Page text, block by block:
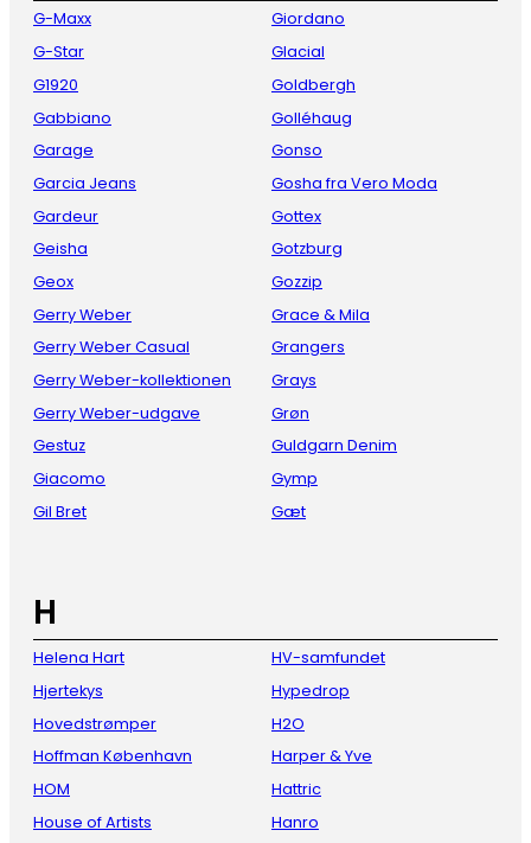
G-Maxx
G-Star
G1920
Gabbiano
Garage
Garcia Jeans
Gardeur
Geisha
Geox
Gerry Weber
Gerry Weber Casual
Gerry Weber-kollektionen
Gerry Weber-udgave
Gestuz
Giacomo
Gil Bret
Giordano
Glacial
Goldbergh
Golléhaug
Gonso
Gosha fra Vero Moda
Gottex
Gotzburg
Gozzip
Grace & Mila
Grangers
Grays
Grøn
Guldgarn Denim
Gymp
Gæt
H
Helena Hart
Hjertekys
Hovedstrømper
Hoffman København
HOM
House of Artists
HV-samfundet
Hypedrop
H2O
Harper & Yve
Hattric
Hanro